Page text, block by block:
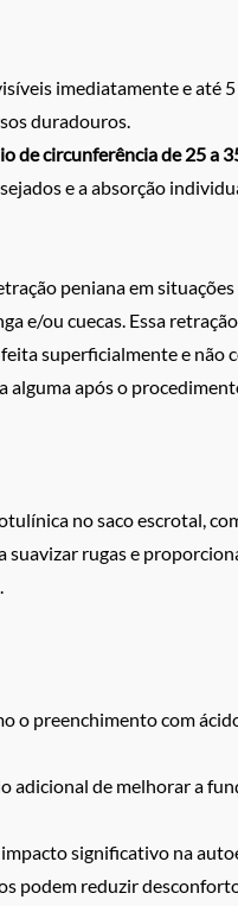
imediatamente e até
duradouros.
de circunferência de 25 a
e a absorção
peniana em situações
e/ou cuecas. Essa
superficialmente e não
após o
no saco escrotal,
rugas e
o preenchimento com
adicional de melhorar a
significativo na
podem reduzir